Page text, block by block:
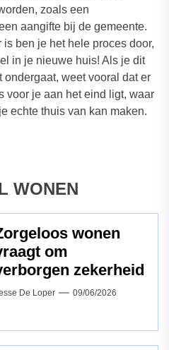
zoals een
aangifte bij de gemeente.
is ben je het hele proces door,
in je nieuwe huis! Als je dit
ondergaat, weet vooral dat er
voor je aan het eind ligt, waar
echte thuis van kan maken.
WONEN
wonen
om
zekerheid
De Loper 09/06/2026